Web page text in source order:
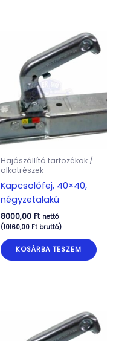
Hajószállító tartozékok /
alkatrészek
Kapcsolófej, 40×40,
négyzetalakú
8000,00 Ft nettó
(10160,00 Ftbruttó)
KOSÁRBA TESZEM